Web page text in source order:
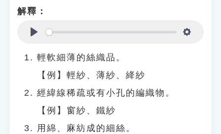
解釋：
輕軟細薄的絲織品。
【例】輕紗、薄紗、絳紗
經緯線稀疏或有小孔的編織物。
【例】窗紗、鐵紗
用綿、麻紡成的細絲。